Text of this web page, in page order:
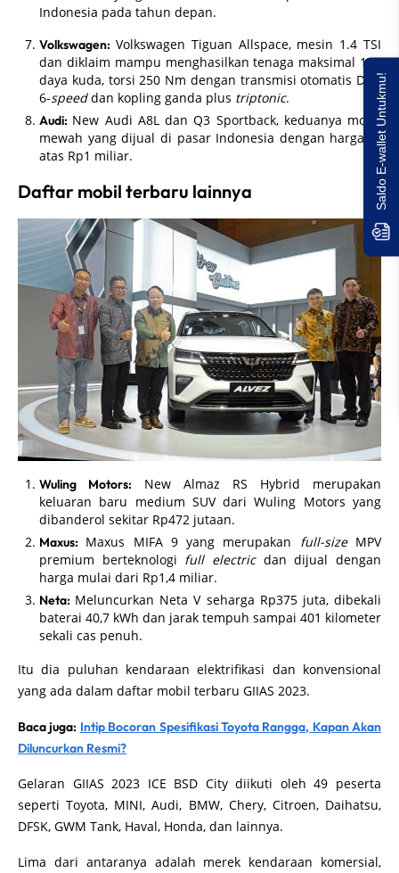
Indonesia pada tahun depan.
Volkswagen: Volkswagen Tiguan Allspace, mesin 1.4 TSI
dan diklaim mampu menghasilkan tenaga maksimal 150
daya kuda, torsi 250 Nm dengan transmisi otomatis DSG
6-speeddan kopling ganda plus triptonic.
Audi: New Audi A8L dan Q3 Sportback, keduanya mobil
mewah yang dijual di pasar Indonesia dengan harga di
atas Rp1 miliar.
Daftar mobil terbaru lainnya
Wuling Motors: New Almaz RS Hybrid merupakan
keluaran baru medium SUV dari Wuling Motors yang
dibanderol sekitar Rp472 jutaan.
Maxus: Maxus MIFA 9 yang merupakan full-sizeMPV
premium berteknologi full electricdan dijual dengan
harga mulai dari Rp1,4 miliar.
Neta: Meluncurkan Neta V seharga Rp375 juta, dibekali
baterai 40,7 kWh dan jarak tempuh sampai 401 kilometer
sekali cas penuh.
Itu dia puluhan kendaraan elektrifikasi dan konvensional
yang ada dalam daftar mobil terbaru GIIAS 2023.
Baca juga: Intip Bocoran Spesifikasi Toyota Rangga, Kapan Akan
Diluncurkan Resmi?
Gelaran GIIAS 2023 ICE BSD City diikuti oleh 49 peserta
seperti Toyota, MINI, Audi, BMW, Chery, Citroen, Daihatsu,
DFSK, GWM Tank, Haval, Honda, dan lainnya.
Lima dari antaranya adalah merek kendaraan komersial,
Saldo E-wallet Untukmu!